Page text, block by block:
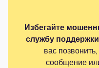
Избегайте
службу
вас
сообщение